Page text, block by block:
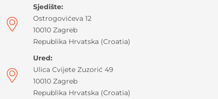
Sjedište:
Ostrogovićeva 12
10010 Zagreb
Republika Hrvatska (Croatia)
Ured:
Ulica Cvijete Zuzorić 49
10010 Zagreb
Republika Hrvatska (Croatia)